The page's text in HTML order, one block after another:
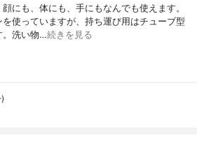
にも、体にも、手にもなんでも使えます。
使っていますが、持ち運び用はチューブ型
。洗い物…続きを見る